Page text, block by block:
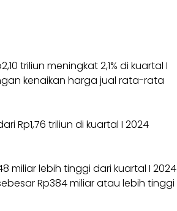
triliun meningkat 2,1% di kuartal I
kenaikan harga jual rata-rata
Rp1,76 triliun di kuartal I 2024
miliar lebih tinggi dari kuartal I 2024
Rp384 miliar atau lebih tinggi